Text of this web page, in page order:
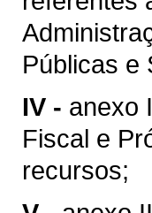
Públicas e
IV - anexo
Fiscal e
recursos;